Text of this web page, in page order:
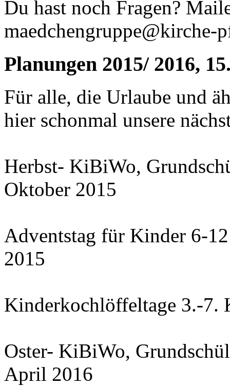
Du hast noch Fragen?
maedchengruppe@kirche-
Planungen 2015/ 2016,
Für alle, die Urlaube und
hier schonmal unsere
Herbst- KiBiWo,
Oktober 2015
Adventstag für Kinder 6-12
2015
Kinderkochlöffeltage 3.-7.
Oster- KiBiWo,
April 2016